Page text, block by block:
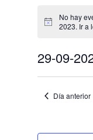
en
2023
Aviso
No hay
2023. Ir a
29-09-
fecha.Día anterior